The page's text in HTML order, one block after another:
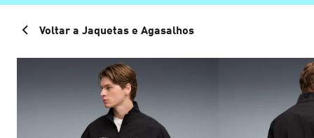
Voltar a Jaquetas e Agasalhos